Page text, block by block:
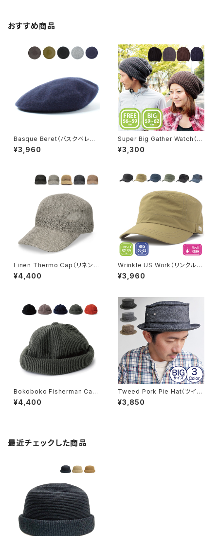
おすすめ商品
Basque Beret（バスクベレー）
【bcp-e62980】
¥3,960
Super Big Gather Watch（ス
ーパービッグギャザーワッチ）【q
cw-d2206rk】
¥3,300
Linen Thermo Cap（リネンサ
ーモキャップ）【bca-y01490】
¥4,400
Wrinkle US Work（リンクルユ
ーエスワーク）【bch-y90362】
¥3,960
Bokoboko Fisherman Cap
（ボコボコフィッシャーマンキャッ
プ）【bck-u90451】
¥4,400
Tweed Pork Pie Hat（ツイー
ドポークパイハット）※オンライ
ン限定【bcz-y0071】
¥3,850
最近チェックした商品